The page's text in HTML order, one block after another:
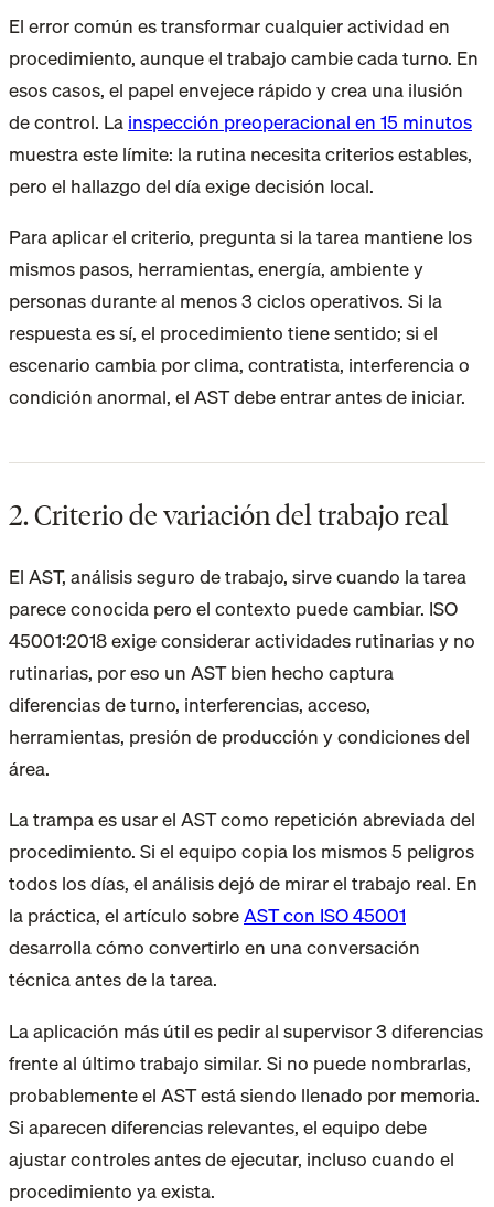
El error común es transformar cualquier actividad en
procedimiento, aunque el trabajo cambie cada turno. En
esos casos, el papel envejece rápido y crea una ilusión
de control. Lainspección preoperacional en 15 minutos
muestra este límite: la rutina necesita criterios estables,
pero el hallazgo del día exige decisión local.
Para aplicar el criterio, pregunta si la tarea mantiene los
mismos pasos, herramientas, energía, ambiente y
personas durante al menos 3 ciclos operativos. Si la
respuesta es sí, el procedimiento tiene sentido; si el
escenario cambia por clima, contratista, interferencia o
condición anormal, el AST debe entrar antes de iniciar.
2. Criterio de variación del trabajo real
El AST, análisis seguro de trabajo, sirve cuando la tarea
parece conocida pero el contexto puede cambiar. ISO
45001:2018 exige considerar actividades rutinarias y no
rutinarias, por eso un AST bien hecho captura
diferencias de turno, interferencias, acceso,
herramientas, presión de producción y condiciones del
área.
La trampa es usar el AST como repetición abreviada del
procedimiento. Si el equipo copia los mismos 5 peligros
todos los días, el análisis dejó de mirar el trabajo real. En
la práctica, el artículo sobreAST con ISO 45001
desarrolla cómo convertirlo en una conversación
técnica antes de la tarea.
La aplicación más útil es pedir al supervisor 3 diferencias
frente al último trabajo similar. Si no puede nombrarlas,
probablemente el AST está siendo llenado por memoria.
Si aparecen diferencias relevantes, el equipo debe
ajustar controles antes de ejecutar, incluso cuando el
procedimiento ya exista.